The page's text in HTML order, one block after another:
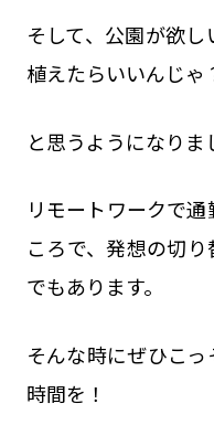
そして、公園が欲
植えたらいいんじゃ
と思うようになりま
リモートワークで
ころで、発想の切
でもあります。
そんな時にぜひこ
時間を！